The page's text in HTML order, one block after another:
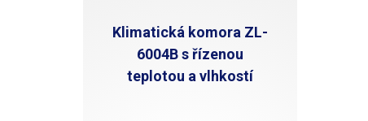
Klimatická komora ZL-
6004B s řízenou
teplotou a vlhkostí